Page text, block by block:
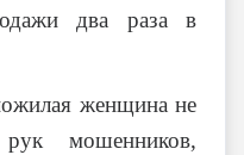
два раза в
женщина не
мошенников,